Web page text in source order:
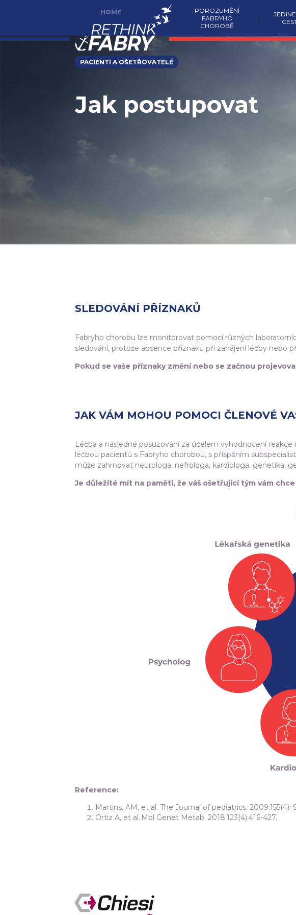
HOME
PACIENTI A OŠETŘOVATELÉ
POROZUMĚNÍ
FABRYHO
CHOROBĚ
Jak postupovat
SLEDOVÁNÍ PŘÍZNAKŮ
Fabryho chorobu lze monitorovat pomocí různých
sledování, protože absence příznaků při zahájení léčby nebo
Pokud se vaše příznaky změní nebo se začnou
JAK VÁM MOHOU POMOCI ČLENOVÉ
Léčba a následné posuzování za účelem vyhodnocení
léčbou pacientů s Fabryho chorobou, s přispěním
může zahrnovat neurologa, nefrologa, kardiologa, genetika,
Je důležité mít na paměti, že váš ošetřující tým vám
Reference:
Martins, AM, et al. The Journal of pediatrics. 2009;155(4):
Ortiz A, et al. Mol Genet Metab. 2018;123(4):416-427.